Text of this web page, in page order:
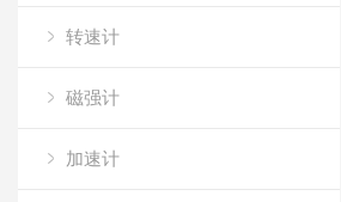
转速计
磁强计
加速计